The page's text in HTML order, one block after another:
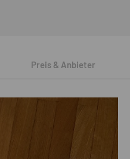
Preis & Anbieter